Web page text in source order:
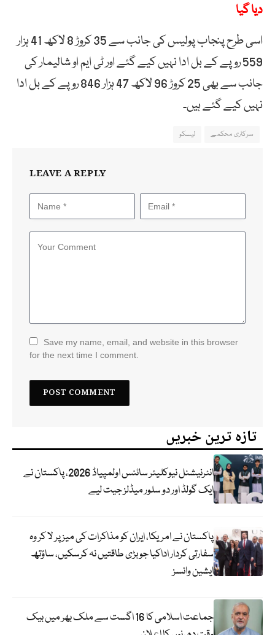
دیا گیا
اسی طرح پنجاب پولیس کی جانب سے 35 کروڑ 8 لاکھ 41 ہزار
559 روپے کے بل ادا نہیں کیے گئے اور ٹی ایم او شالیمار کی
جانب سے بھی 25 کروڑ 96 لاکھ 47 ہزار 846 روپے کے بل ادا
نہیں کیے گئے ہیں۔
سرکاری محکمے لیسکو
LEAVE A REPLY
Save my name, email, and website in this browser
for the next time I comment.
تازہ ترین خبریں
انٹرنیشنل نیوکلیئر سائنس اولمپیاڈ 2026، پاکستان نے
ایک گولڈ اور دو سلور میڈلز جیت لیے
پاکستان نے امریکا، ایران کو مذاکرات کی میز پر لا کر وہ
سفارتی کردار اداکیا جو بڑی طاقتیں نہ کرسکیں، ساؤتھ
ایشین وائسز
جماعت اسلامی کا 16 اگست سے ملک بھر میں بیک